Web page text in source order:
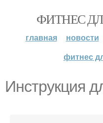
ФИТНЕС
главная новости
фитнес
Инструкция